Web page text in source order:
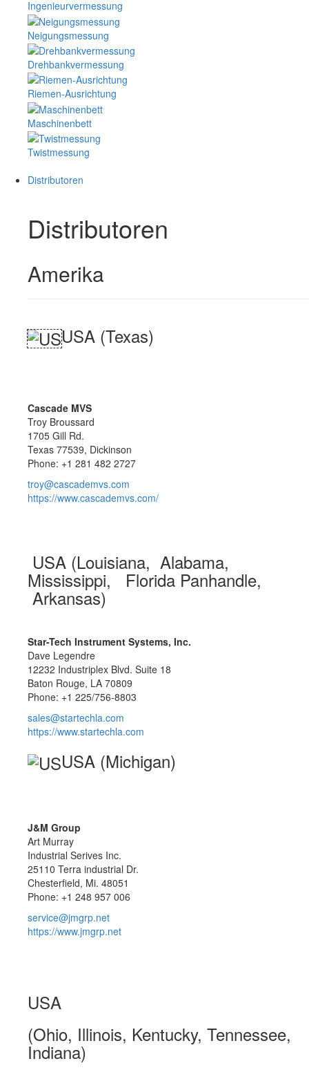
Ingenieurvermessung
Neigungsmessung
Drehbankvermessung
Riemen-Ausrichtung
Maschinenbett
Twistmessung
Distributoren
Distributoren
Amerika
USA (Texas)
Cascade MVS
Troy Broussard
1705 Gill Rd.
Texas 77539, Dickinson
Phone: +1 281 482 2727
troy@cascademvs.com
https://www.cascademvs.com/
USA (Louisiana, Alabama,
Mississippi, Florida Panhandle,
Arkansas)
Star-Tech Instrument Systems, Inc.
Dave Legendre
12232 Industriplex Blvd. Suite 18
Baton Rouge, LA 70809
Phone: +1 225/756-8803
sales@startechla.com
https://www.startechla.com
USA (Michigan)
J&M Group
Art Murray
Industrial Serives Inc.
25110 Terra industrial Dr.
Chesterfield, Mi. 48051
Phone: +1 248 957 006
service@jmgrp.net
https://www.jmgrp.net
USA
(Ohio, Illinois, Kentucky, Tennessee,
Indiana)